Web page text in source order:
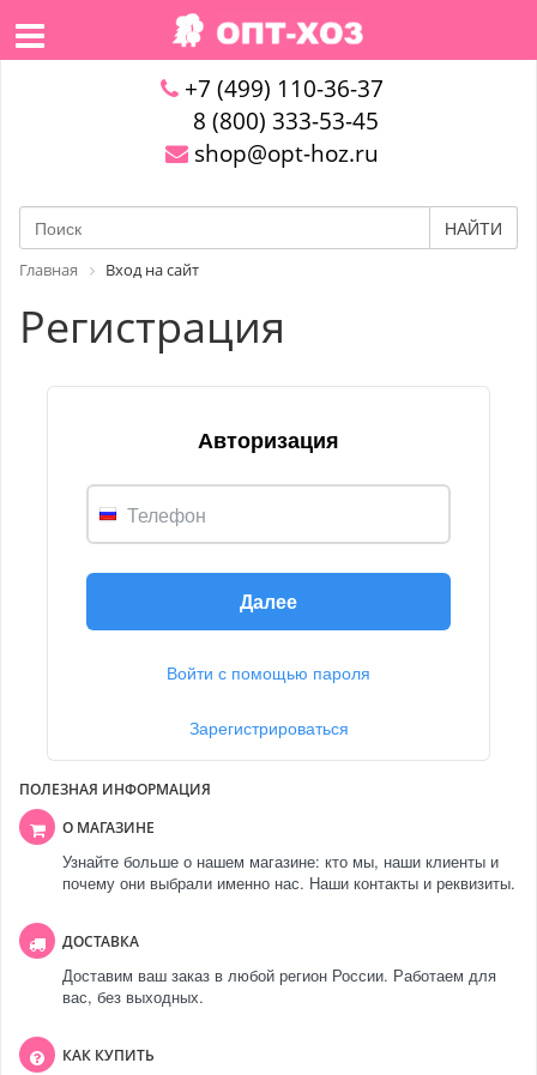
+7 (499) 110-36-37
8 (800) 333-53-45
shop@opt-hoz.ru
НАЙТИ
Главная Вход на сайт
Регистрация
Авторизация
Телефон
Далее
Войти с помощью пароля
Зарегистрироваться
ПОЛЕЗНАЯ ИНФОРМАЦИЯ
О МАГАЗИНЕ
Узнайте больше о нашем магазине: кто мы, наши клиенты и
почему они выбрали именно нас. Наши контакты и реквизиты.
ДОСТАВКА
Доставим ваш заказ в любой регион России. Работаем для
вас, без выходных.
КАК КУПИТЬ